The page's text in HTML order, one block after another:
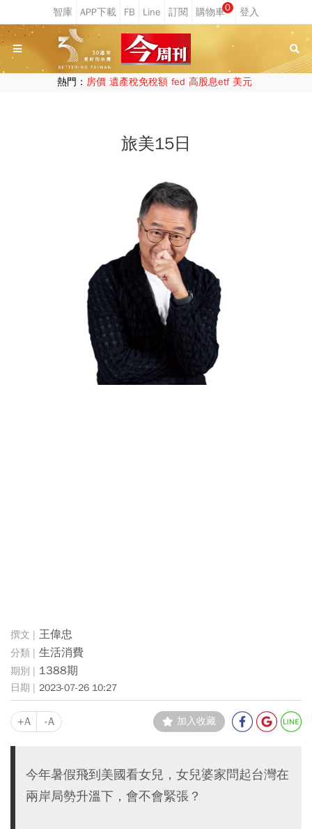
0
熱門： 房價 遺產稅免稅額 fed 高股息etf 美元
旅美15日
王偉忠
生活消費
1388期
2023-07-26 10:27
+A -A 加入收藏
今年暑假飛到美國看女兒，女兒婆家問起台灣在
兩岸局勢升溫下，會不會緊張？